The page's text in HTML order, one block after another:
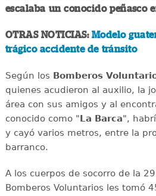
escalaba un conocido peñasco
OTRAS NOTICIAS: Modelo
trágico accidente de tránsito
Según los Bomberos
quienes acudieron al auxilio, la
área con sus amigos y al
conocido como "La Barca",
y cayó varios metros, entre la
barranco.
A los cuerpos de socorro de la
Bomberos Voluntarios les tomó